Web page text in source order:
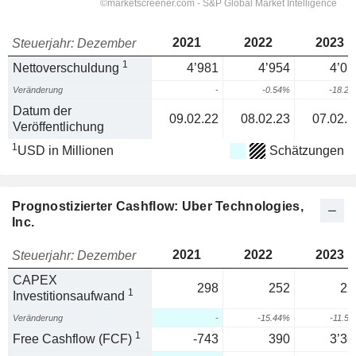
Steuerjahr: Dezember 2021 2022
2023
Nettoverschuldung 1 4’981 4’954
Veränderung - -0.54% -
Datum der
Veröffentlichung
09.02.22 08.02.23
1USD in Millionen Schätzungen
Prognostizierter Cashflow: Uber Technologies,
Inc.
Steuerjahr: Dezember 2021 2022
2023
CAPEX
Investitionsaufwand 1 298 252
Veränderung - -15.44% -
Free Cashflow (FCF) 1 -743 390